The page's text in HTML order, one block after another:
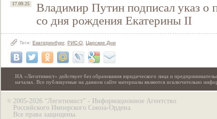
17.09.25
Владимир Путин подписал указ о
со дня рождения Екатерины II
Теги: Екатеринбург, РИС-О Царские Дни
ИА «Легитимист» действует без образования юридического лица и
началах. Все публикуемые на данном сайте материалы являются исключительно
© 2005-2026 “Легитимист” - Информационное Агентство
Российского Имперского Союза-Ордена.
Все права защищены.